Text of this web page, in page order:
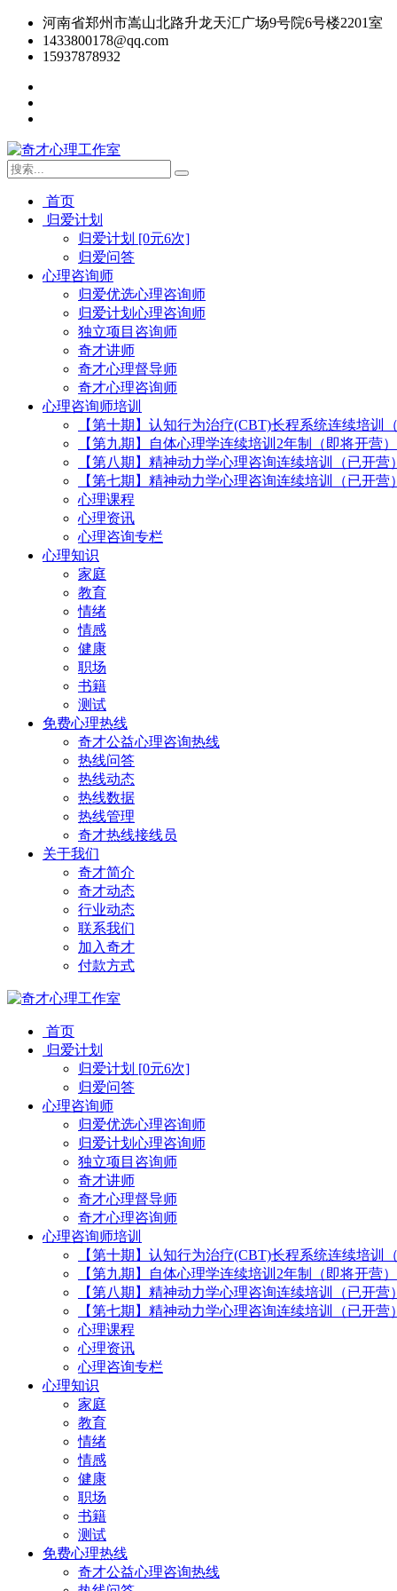
河南省郑州市嵩山北路升龙天汇广场9号院6号楼2201室
1433800178@qq.com
15937878932
首页
归爱计划
归爱计划 [0元6次]
归爱问答
心理咨询师
归爱优选心理咨询师
归爱计划心理咨询师
独立项目咨询师
奇才讲师
奇才心理督导师
奇才心理咨询师
心理咨询师培训
【第十期】认知行为治疗(CBT)长程系统连续培训
【第九期】自体心理学连续培训2年制（即将开营）
【第八期】精神动力学心理咨询连续培训（已开营）
【第七期】精神动力学心理咨询连续培训（已开营）
心理课程
心理资讯
心理咨询专栏
心理知识
家庭
教育
情绪
情感
健康
职场
书籍
测试
免费心理热线
奇才公益心理咨询热线
热线问答
热线动态
热线数据
热线管理
奇才热线接线员
关于我们
奇才简介
奇才动态
行业动态
联系我们
加入奇才
付款方式
首页
归爱计划
归爱计划 [0元6次]
归爱问答
心理咨询师
归爱优选心理咨询师
归爱计划心理咨询师
独立项目咨询师
奇才讲师
奇才心理督导师
奇才心理咨询师
心理咨询师培训
【第十期】认知行为治疗(CBT)长程系统连续培训
【第九期】自体心理学连续培训2年制（即将开营）
【第八期】精神动力学心理咨询连续培训（已开营）
【第七期】精神动力学心理咨询连续培训（已开营）
心理课程
心理资讯
心理咨询专栏
心理知识
家庭
教育
情绪
情感
健康
职场
书籍
测试
免费心理热线
奇才公益心理咨询热线